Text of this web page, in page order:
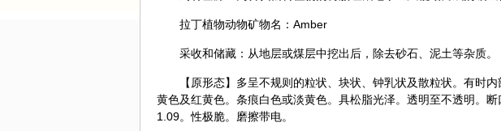
拉丁植物动物矿物名：Amber
采收和储藏：从地层或煤层中挖出后，除去砂石、泥土等杂质。
【原形态】多呈不规则的粒状、块状、钟乳状及散粒状。有时
黄色及红黄色。条痕白色或淡黄色。具松脂光泽。透明至不透明。
1.09。性极脆。磨擦带电。